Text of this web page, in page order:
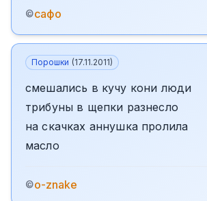
©сафо
Порошки (17.11.2011)
смешались в кучу кони люди
трибуны в щепки разнесло
на скачках аннушка пролила
масло
©o-znake